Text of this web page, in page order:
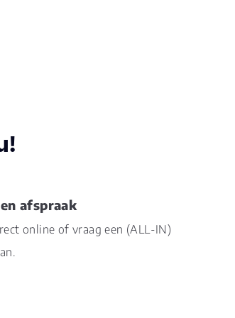
afspraak
online of vraag een (ALL-IN)